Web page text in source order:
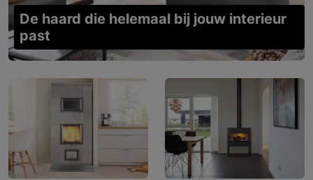
De haard die helemaal bij jouw interieur
past